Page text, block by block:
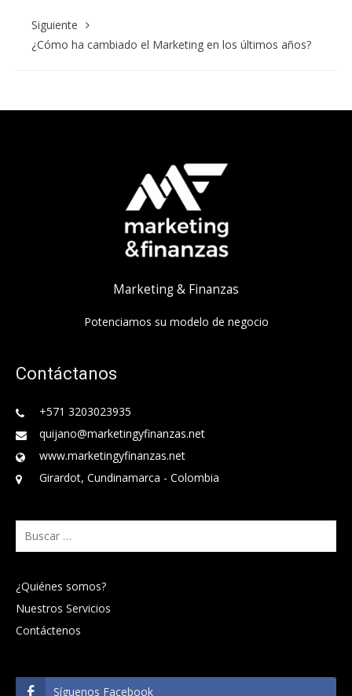
Siguiente
¿Cómo ha cambiado el Marketing en los últimos años?
Marketing & Finanzas
Potenciamos su modelo de negocio
Contáctanos
+571 3203023935
quijano@marketingyfinanzas.net
www.marketingyfinanzas.net
Girardot, Cundinamarca - Colombia
Buscar:
¿Quiénes somos?
Nuestros Servicios
Contáctenos
Síguenos Facebook